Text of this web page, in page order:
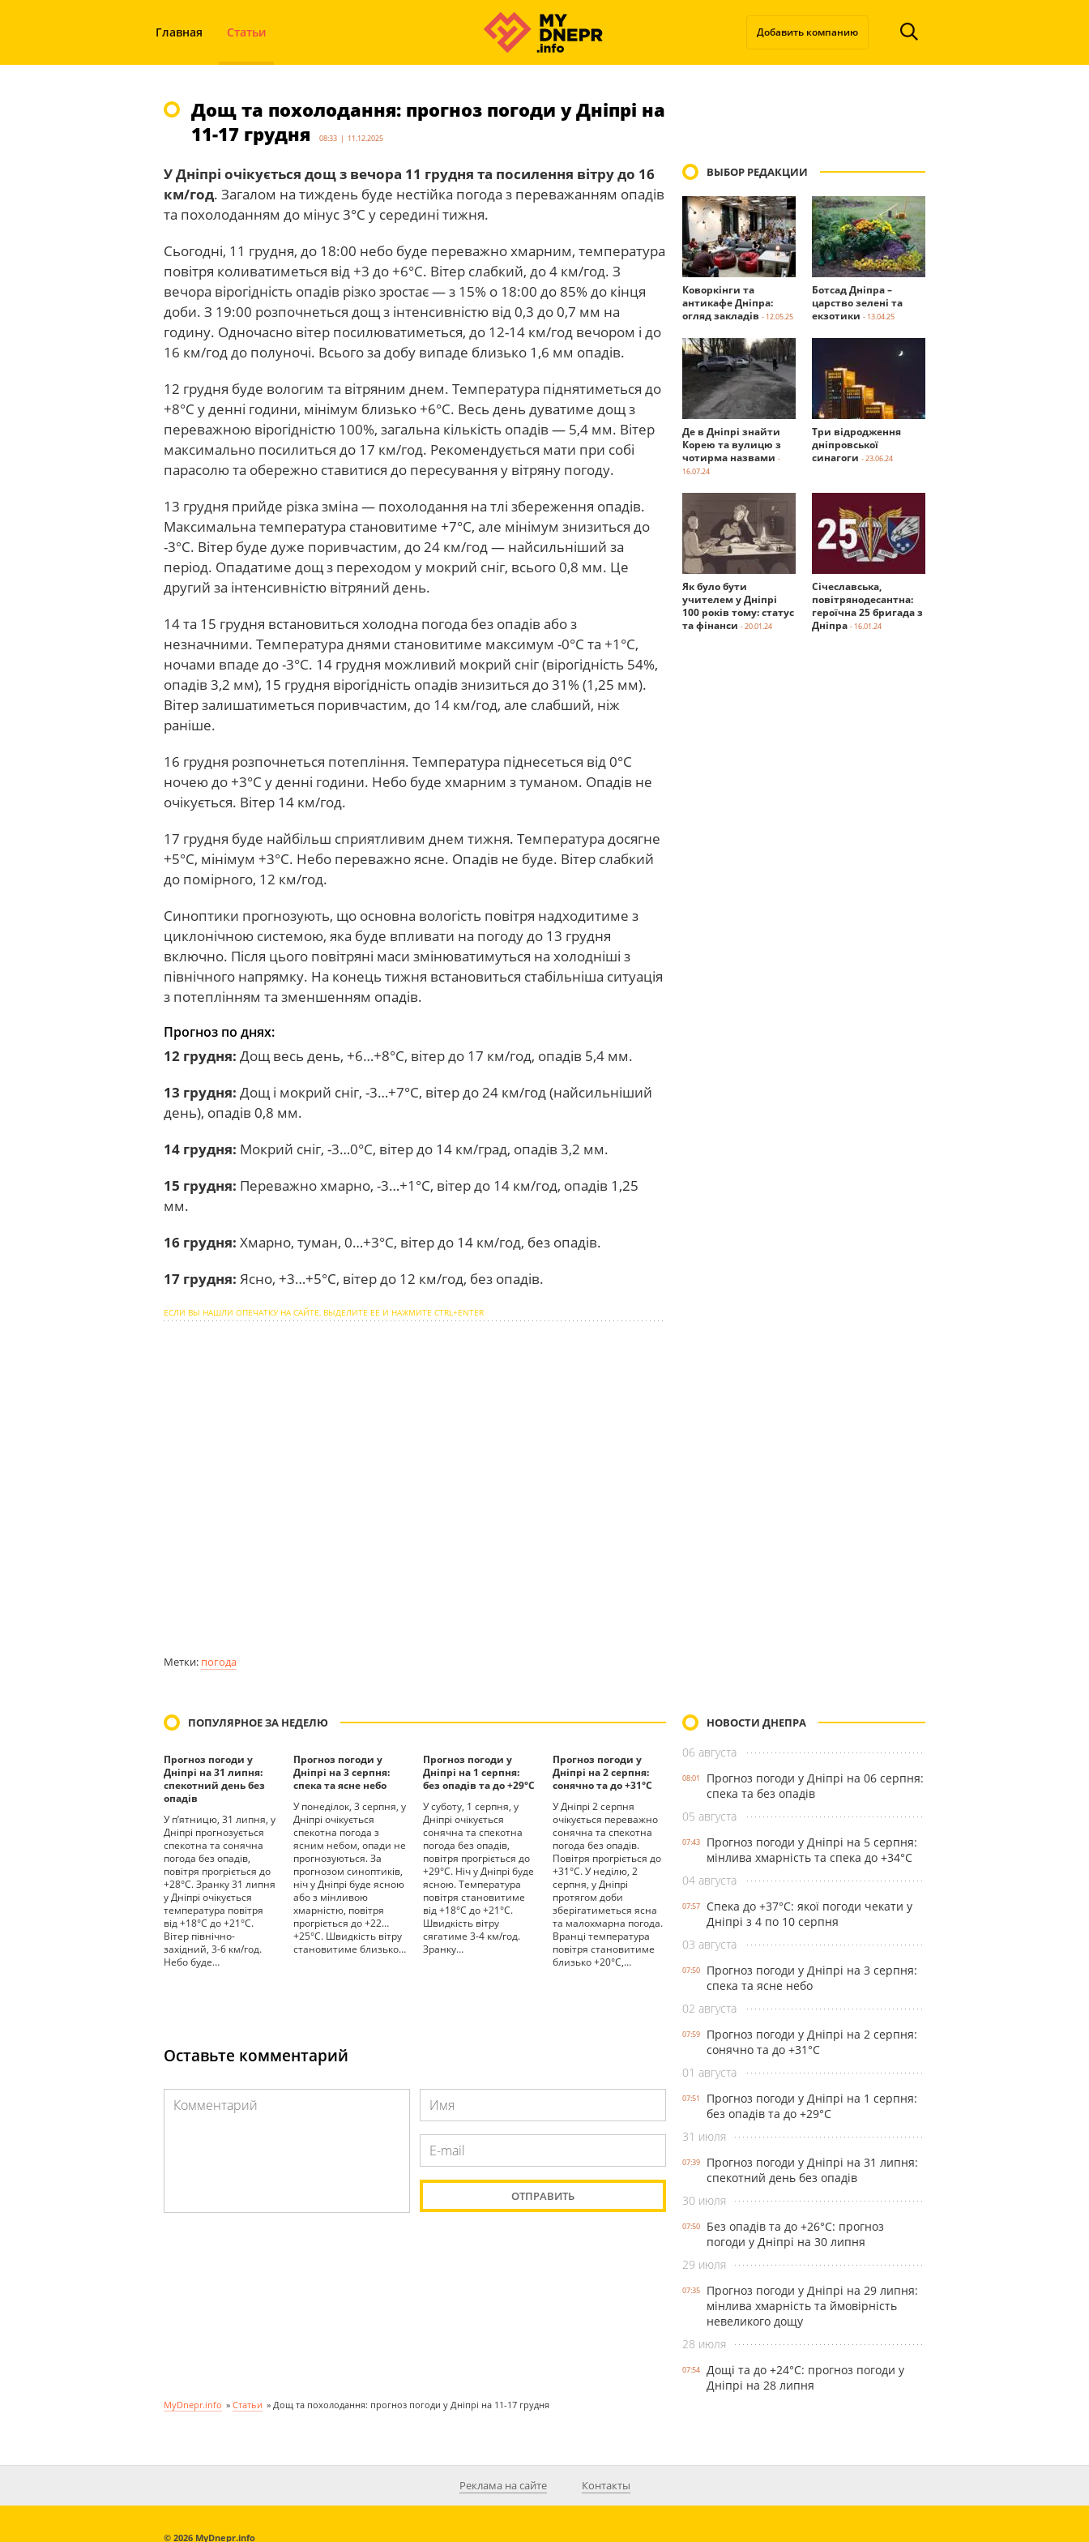
Главная Статьи Добавить компанию
Дощ та похолодання: прогноз погоди у Дніпрі на
11-17 грудня
08:33 | 11.12.2025
У Дніпрі очікується дощ з вечора 11 грудня та посилення вітру до 16
км/год. Загалом на тиждень буде нестійка погода з переважанням опадів
та похолоданням до мінус 3°C у середині тижня.
Сьогодні, 11 грудня, до 18:00 небо буде переважно хмарним, температура
повітря коливатиметься від +3 до +6°C. Вітер слабкий, до 4 км/год. З
вечора вірогідність опадів різко зростає — з 15% о 18:00 до 85% до кінця
доби. З 19:00 розпочнеться дощ з інтенсивністю від 0,3 до 0,7 мм на
годину. Одночасно вітер посилюватиметься, до 12-14 км/год вечором і до
16 км/год до полуночі. Всього за добу випаде близько 1,6 мм опадів.
12 грудня буде вологим та вітряним днем. Температура піднятиметься до
+8°C у денні години, мінімум близько +6°C. Весь день дуватиме дощ з
переважною вірогідністю 100%, загальна кількість опадів — 5,4 мм. Вітер
максимально посилиться до 17 км/год. Рекомендується мати при собі
парасолю та обережно ставитися до пересування у вітряну погоду.
13 грудня прийде різка зміна — похолодання на тлі збереження опадів.
Максимальна температура становитиме +7°C, але мінімум знизиться до
-3°C. Вітер буде дуже поривчастим, до 24 км/год — найсильніший за
період. Опадатиме дощ з переходом у мокрий сніг, всього 0,8 мм. Це
другий за інтенсивністю вітряний день.
14 та 15 грудня встановиться холодна погода без опадів або з
незначними. Температура днями становитиме максимум -0°C та +1°C,
ночами впаде до -3°C. 14 грудня можливий мокрий сніг (вірогідність 54%,
опадів 3,2 мм), 15 грудня вірогідність опадів знизиться до 31% (1,25 мм).
Вітер залишатиметься поривчастим, до 14 км/год, але слабший, ніж
раніше.
16 грудня розпочнеться потепління. Температура піднесеться від 0°C
ночею до +3°C у денні години. Небо буде хмарним з туманом. Опадів не
очікується. Вітер 14 км/год.
17 грудня буде найбільш сприятливим днем тижня. Температура досягне
+5°C, мінімум +3°C. Небо переважно ясне. Опадів не буде. Вітер слабкий
до помірного, 12 км/год.
Синоптики прогнозують, що основна вологість повітря надходитиме з
циклонічною системою, яка буде впливати на погоду до 13 грудня
включно. Після цього повітряні маси змінюватимуться на холодніші з
північного напрямку. На конець тижня встановиться стабільніша ситуація
з потеплінням та зменшенням опадів.
Прогноз по днях:
12 грудня: Дощ весь день, +6…+8°C, вітер до 17 км/год, опадів 5,4 мм.
13 грудня: Дощ і мокрий сніг, -3…+7°C, вітер до 24 км/год (найсильніший
день), опадів 0,8 мм.
14 грудня: Мокрий сніг, -3…0°C, вітер до 14 км/град, опадів 3,2 мм.
15 грудня: Переважно хмарно, -3…+1°C, вітер до 14 км/год, опадів 1,25
мм.
16 грудня: Хмарно, туман, 0…+3°C, вітер до 14 км/год, без опадів.
17 грудня: Ясно, +3…+5°C, вітер до 12 км/год, без опадів.
ЕСЛИ ВЫ НАШЛИ ОПЕЧАТКУ НА САЙТЕ, ВЫДЕЛИТЕ ЕЕ И НАЖМИТЕ CTRL+ENTER
Метки: погода
ВЫБОР РЕДАКЦИИ
Коворкінги та
антикафе Дніпра:
огляд закладів - 12.05.25
Ботсад Дніпра –
царство зелені та
екзотики - 13.04.25
Де в Дніпрі знайти
Корею та вулицю з
чотирма назвами -
16.07.24
Три відродження
дніпровської
синагоги - 23.06.24
Як було бути
учителем у Дніпрі
100 років тому: статус
та фінанси - 20.01.24
Січеславська,
повітрянодесантна:
героїчна 25 бригада з
Дніпра - 16.01.24
ПОПУЛЯРНОЕ ЗА НЕДЕЛЮ
Прогноз погоди у
Дніпрі на 31 липня:
спекотний день без
опадів
У п’ятницю, 31 липня, у
Дніпрі прогнозується
спекотна та сонячна
погода без опадів,
повітря прогріється до
+28°С. Зранку 31 липня
у Дніпрі очікується
температура повітря
від +18°С до +21°С.
Вітер північно-
західний, 3-6 км/год.
Небо буде…
Прогноз погоди у
Дніпрі на 3 серпня:
спека та ясне небо
У понеділок, 3 серпня, у
Дніпрі очікується
спекотна погода з
ясним небом, опади не
прогнозуються. За
прогнозом синоптиків,
ніч у Дніпрі буде ясною
або з мінливою
хмарністю, повітря
прогріється до +22…
+25°С. Швидкість вітру
становитиме близько…
Прогноз погоди у
Дніпрі на 1 серпня:
без опадів та до +29°С
У суботу, 1 серпня, у
Дніпрі очікується
сонячна та спекотна
погода без опадів,
повітря прогріється до
+29°С. Ніч у Дніпрі буде
ясною. Температура
повітря становитиме
від +18°С до +21°С.
Швидкість вітру
сягатиме 3-4 км/год.
Зранку…
Прогноз погоди у
Дніпрі на 2 серпня:
сонячно та до +31°С
У Дніпрі 2 серпня
очікується переважно
сонячна та спекотна
погода без опадів.
Повітря прогріється до
+31°С. У неділю, 2
серпня, у Дніпрі
протягом доби
зберігатиметься ясна
та малохмарна погода.
Вранці температура
повітря становитиме
близько +20°С,…
Оставьте комментарий
НОВОСТИ ДНЕПРА
06 августа
08:01
Прогноз погоди у Дніпрі на 06 серпня:
спека та без опадів
05 августа
07:43
Прогноз погоди у Дніпрі на 5 серпня:
мінлива хмарність та спека до +34°С
04 августа
07:57
Спека до +37°С: якої погоди чекати у
Дніпрі з 4 по 10 серпня
03 августа
07:50
Прогноз погоди у Дніпрі на 3 серпня:
спека та ясне небо
02 августа
07:59
Прогноз погоди у Дніпрі на 2 серпня:
сонячно та до +31°С
01 августа
07:51
Прогноз погоди у Дніпрі на 1 серпня:
без опадів та до +29°С
31 июля
07:39
Прогноз погоди у Дніпрі на 31 липня:
спекотний день без опадів
30 июля
07:50
Без опадів та до +26°С: прогноз
погоди у Дніпрі на 30 липня
29 июля
07:35
Прогноз погоди у Дніпрі на 29 липня:
мінлива хмарність та ймовірність
невеликого дощу
28 июля
07:54
Дощі та до +24°С: прогноз погоди у
Дніпрі на 28 липня
MyDnepr.info » Статьи » Дощ та похолодання: прогноз погоди у Дніпрі на 11-17 грудня
Реклама на сайте Контакты
© 2026 MyDnepr.info